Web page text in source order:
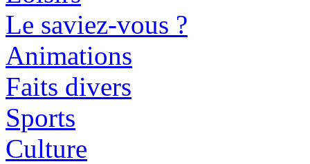
Le saviez-vous ?
Animations
Faits divers
Sports
Culture